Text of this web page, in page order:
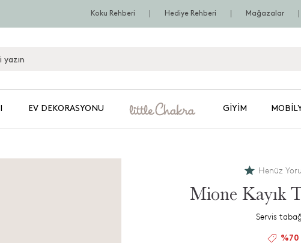
Koku Rehberi Hediye Rehberi Mağazalar
EV DEKORASYONU GIYIM
Henüz
Mione Kayık
Servis